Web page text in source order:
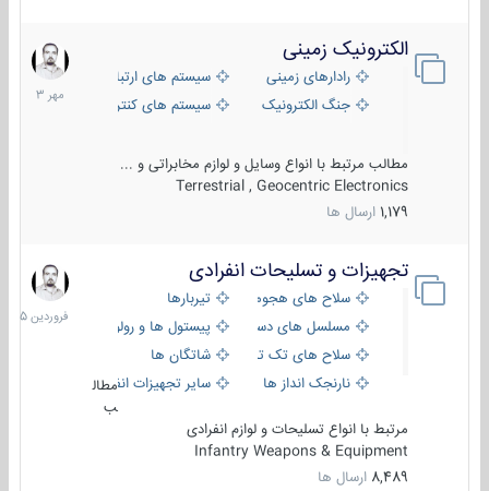
الکترونیک زمینی
رادارهای زمینی
سیستم های ارتباطی و جمع آوری
جنگ الکترونیک
سیستم های کنترل آتش و تجهیزات
مطالب مرتبط با انواع وسایل و لوازم مخابراتی و ...
Terrestrial , Geocentric Electronics
1,179 ارسال ها
1
مهر
1403
تجهیزات و تسلیحات انفرادی
سلاح های هجومی
تیربارها
مسلسل های دستی
پیستول ها و رولورها
سلاح های تک تیر اندازیشاتگان ها
نارنجک انداز ها
سایر تجهیزات انفرادی
مطال
ب
مرتبط با انواع تسلیحات و لوازم انفرادی
Infantry Weapons & Equipment
8,489 ارسال ها
17
فروردین
1405